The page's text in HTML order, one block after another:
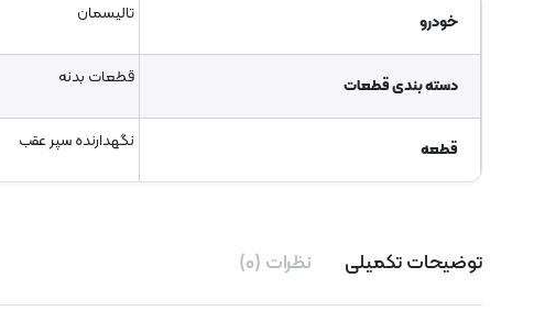
خودرو تالیسمان
دسته بندی قطعات قطعات بدنه
قطعه نگهدارنده سپر عقب
توضیحات تکمیلی نظرات (۰)